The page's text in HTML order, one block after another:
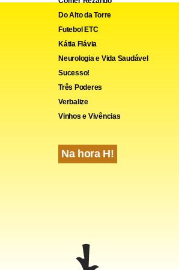
Do Alto da Torre
Futebol ETC
Kátia Flávia
Neurologia e Vida Saudável
Sucesso!
Três Poderes
Verbalize
Vinhos e Vivências
Na hora H!